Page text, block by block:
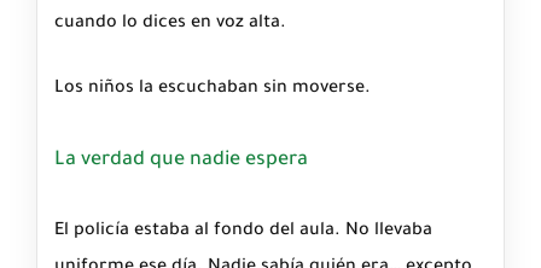
cuando lo dices en voz alta.
Los niños la escuchaban sin moverse.
La verdad que nadie espera
El policía estaba al fondo del aula. No llevaba